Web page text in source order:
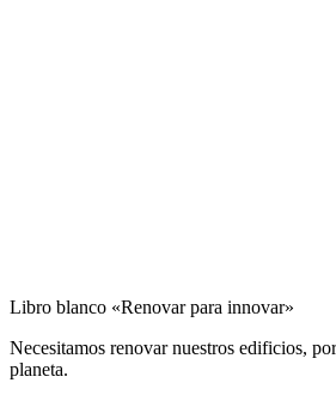
Libro blanco «Renovar para innovar»
Necesitamos renovar nuestros edificios,
planeta.